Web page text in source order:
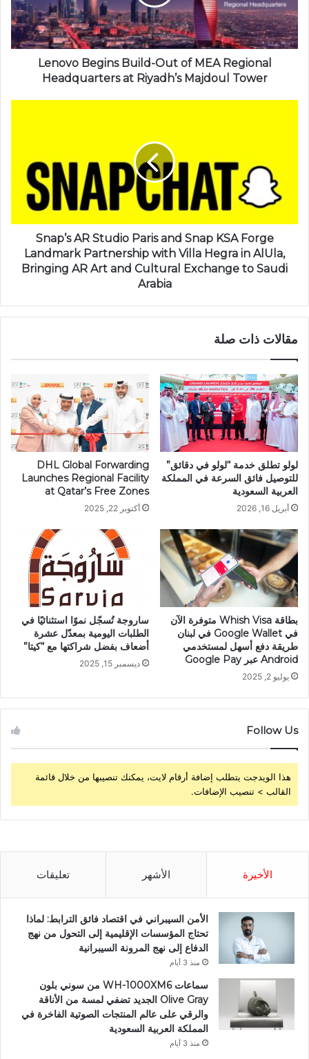
Lenovo Begins Build-Out of MEA Regional
Headquarters at Riyadh’s Majdoul Tower
Snap’s AR Studio Paris and Snap KSA Forge
Landmark Partnership with Villa Hegra in AlUla,
Bringing AR Art and Cultural Exchange to Saudi
Arabia
مقالات ذات صلة
لولو تطلق خدمة “لولو في دقائق”
للتوصيل فائق السرعة في المملكة
العربية السعودية
أبريل 16, 2026
DHL Global Forwarding
Launches Regional Facility
at Qatar’s Free Zones
أكتوبر 22, 2025
بطاقة Whish Visa متوفرة الآن
في Google Wallet في لبنان
طريقة دفع أسهل لمستخدمي
Android عبر Google Pay
يوليو 2, 2025
ساروجة تُسجّل نموًا استثنائيًا في
الطلبات اليومية بمعدّل عشرة
أضعاف بفضل شراكتها مع “كيتا”
ديسمبر 15, 2025
Follow Us
هذا الويدجت يتطلب إضافة أرقام لايت، يمكنك تنصيبها من خلال قائمة
القالب > تنصيب الإضافات.
الأخيرة الأشهر تعليقات
الأمن السيبراني في اقتصاد فائق الترابط: لماذا
تحتاج المؤسسات الإقليمية إلى التحول من نهج
الدفاع إلى نهج المرونة السيبرانية
منذ 3 أيام
سماعات WH-1000XM6 من سوني بلون
Olive Gray الجديد تضفي لمسة من الأناقة
والرقي على عالم المنتجات الصوتية الفاخرة في
المملكة العربية السعودية
منذ 3 أيام